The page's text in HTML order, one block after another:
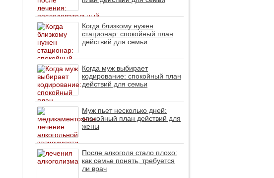
Когда близкому нужен
стационар: спокойный план
действий для семьи
Когда муж выбирает
кодирование: спокойный план
действий для семьи
Муж пьет несколько дней:
спокойный план действий для
жены
После алкоголя стало плохо:
как семье понять, требуется
ли врач